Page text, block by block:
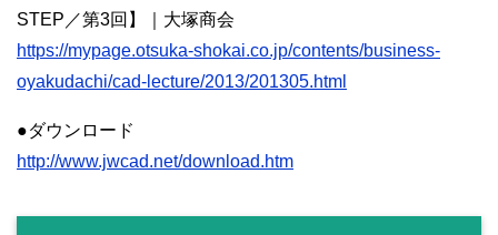
STEP／第3回】｜大塚商会
https://mypage.otsuka-shokai.co.jp/contents/business-
oyakudachi/cad-lecture/2013/201305.html
●ダウンロード
http://www.jwcad.net/download.htm